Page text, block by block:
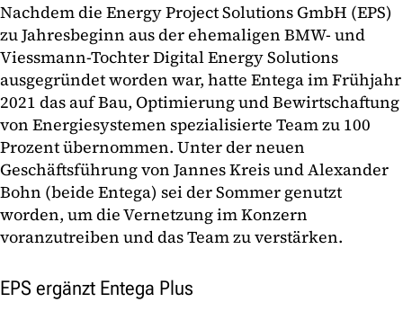
Nachdem die Energy Project Solutions GmbH (EPS)
zu Jahresbeginn aus der ehemaligen BMW- und
Viessmann-Tochter Digital Energy Solutions
ausgegründet worden war, hatte Entega im Frühjahr
2021 das auf Bau, Optimierung und Bewirtschaftung
von Energiesystemen spezialisierte Team zu 100
Prozent übernommen. Unter der neuen
Geschäftsführung von Jannes Kreis und Alexander
Bohn (beide Entega) sei der Sommer genutzt
worden, um die Vernetzung im Konzern
voranzutreiben und das Team zu verstärken.
EPS ergänzt Entega Plus